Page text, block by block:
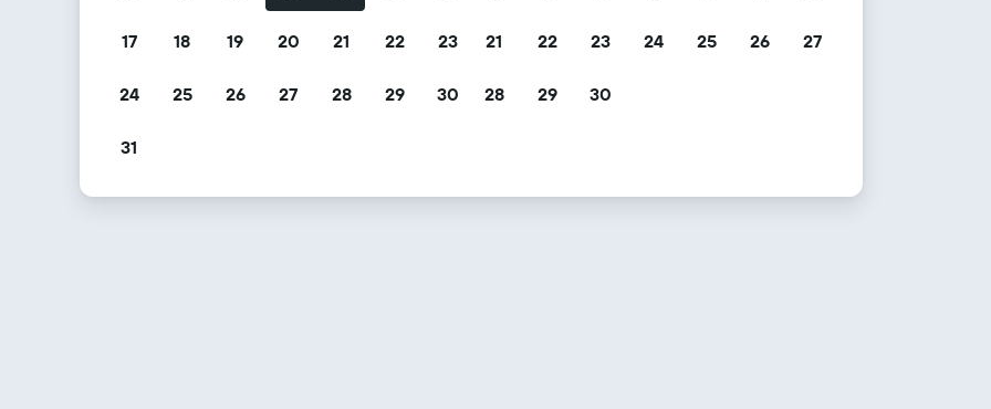
17 18 19 20 21 22 23
24 25 26 27 28 29 30
31
21 22 23 24 25 26 27
28 29 30